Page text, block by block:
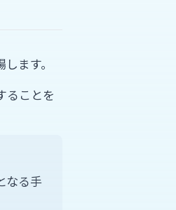
ます。
ることを
なる手